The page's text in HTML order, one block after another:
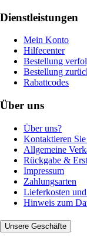
Dienstleistungen
Mein Konto
Hilfecenter
Bestellung
Bestellung
Rabattcodes
Über uns
Über uns?
Kontaktieren
Allgemeine
Rückgabe &
Impressum
Zahlungsarten
Lieferkosten
Hinweis zum
Unsere Geschäfte